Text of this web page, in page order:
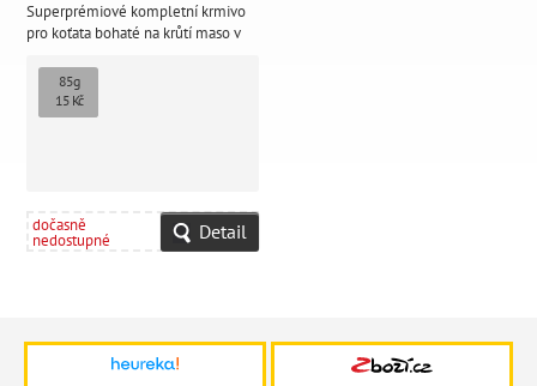
Superprémiové kompletní krmivo
pro koťata bohaté na krůtí maso v
85g
15 Kč
dočasně
nedostupné Detail